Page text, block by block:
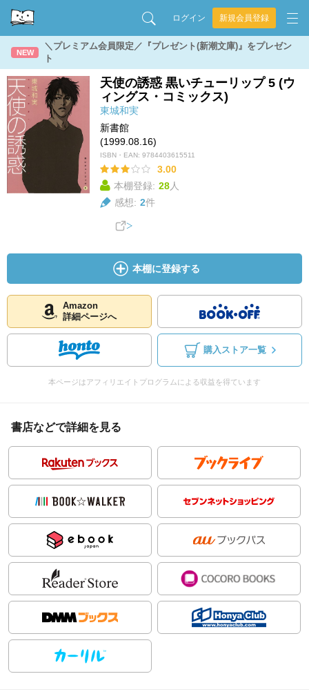
ログイン 新規会員登録
NEW
＼プレミアム会員限定／『プレゼント(新潮文庫)』をプレゼン
ト
天使の誘惑 黒いチューリップ 5 (ウ
ィングス・コミックス)
東城和実
新書館
(1999.08.16)
ISBN・EAN: 9784403615511
3.00
本棚登録: 28人
感想: 2件
本棚に登録する
Amazon
詳細ページへ
購入ストア一覧
本ページはアフィリエイトプログラムによる収益を得ています
書店などで詳細を見る